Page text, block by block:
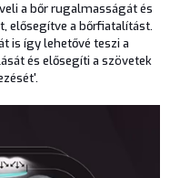
a bőr rugalmasságát és
elősegítve a bőrfiatalítást.
is így lehetővé teszi a
és elősegíti a szövetek